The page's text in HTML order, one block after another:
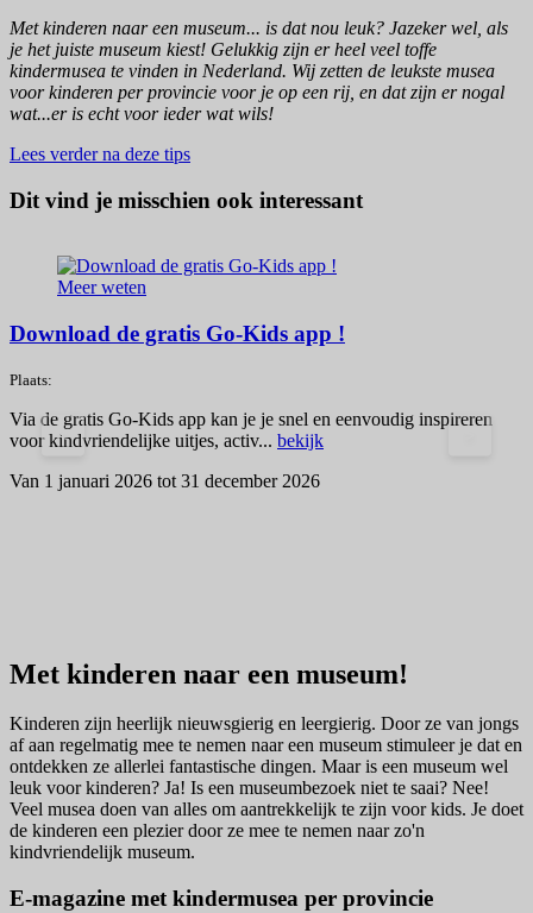
Met kinderen naar een museum... is dat nou leuk? Jazeker wel, als
je het juiste museum kiest! Gelukkig zijn er heel veel toffe
kindermusea te vinden in Nederland. Wij zetten de leukste musea
voor kinderen per provincie voor je op een rij, en dat zijn er nogal
wat...er is echt voor ieder wat wils!
Lees verder na deze tips
Dit vind je misschien ook interessant
Meer weten
Download de gratis Go-Kids app !
Plaats:
Via de gratis Go-Kids app kan je je snel en eenvoudig inspireren
voor kindvriendelijke uitjes, activ... bekijk
Van 1 januari 2026 tot 31 december 2026
<
Met kinderen naar een museum!
Kinderen zijn heerlijk nieuwsgierig en leergierig. Door ze van jongs
af aan regelmatig mee te nemen naar een museum stimuleer je dat en
ontdekken ze allerlei fantastische dingen. Maar is een museum wel
leuk voor kinderen? Ja! Is een museumbezoek niet te saai? Nee!
Veel musea doen van alles om aantrekkelijk te zijn voor kids. Je doet
de kinderen een plezier door ze mee te nemen naar zo'n
kindvriendelijk museum.
E-magazine met kindermusea per provincie